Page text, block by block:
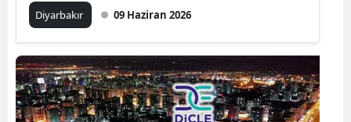
Diyarbakır 09 Haziran 2026